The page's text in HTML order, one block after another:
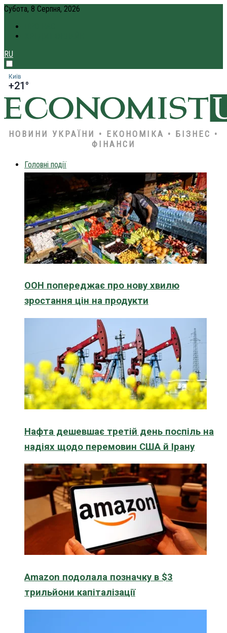
Субота, 8 Серпня, 2026
RU
Київ
+21°
НОВИНИ УКРАЇНИ • ЕКОНОМІКА • БІЗНЕС •
ФІНАНСИ
Головні події
ООН попереджає про нову хвилю
зростання цін на продукти
Нафта дешевшає третій день поспіль на
надіях щодо перемовин США й Ірану
Amazon подолала позначку в $3
трильйони капіталізації